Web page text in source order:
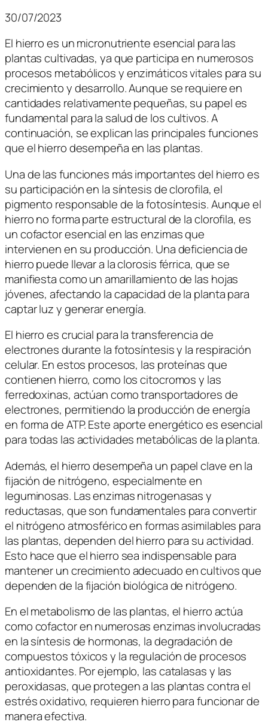
30/07/2023
El hierro es un micronutriente esencial para las
plantas cultivadas, ya que participa en numerosos
procesos metabólicos y enzimáticos vitales para su
crecimiento y desarrollo. Aunque se requiere en
cantidades relativamente pequeñas, su papel es
fundamental para la salud de los cultivos. A
continuación, se explican las principales funciones
que el hierro desempeña en las plantas.
Una de las funciones más importantes del hierro es
su participación en la síntesis de clorofila, el
pigmento responsable de la fotosíntesis. Aunque el
hierro no forma parte estructural de la clorofila, es
un cofactor esencial en las enzimas que
intervienen en su producción. Una deficiencia de
hierro puede llevar a la clorosis férrica, que se
manifiesta como un amarillamiento de las hojas
jóvenes, afectando la capacidad de la planta para
captar luz y generar energía.
El hierro es crucial para la transferencia de
electrones durante la fotosíntesis y la respiración
celular. En estos procesos, las proteínas que
contienen hierro, como los citocromos y las
ferredoxinas, actúan como transportadores de
electrones, permitiendo la producción de energía
en forma de ATP. Este aporte energético es esencial
para todas las actividades metabólicas de la planta.
Además, el hierro desempeña un papel clave en la
fijación de nitrógeno, especialmente en
leguminosas. Las enzimas nitrogenasas y
reductasas, que son fundamentales para convertir
el nitrógeno atmosférico en formas asimilables para
las plantas, dependen del hierro para su actividad.
Esto hace que el hierro sea indispensable para
mantener un crecimiento adecuado en cultivos que
dependen de la fijación biológica de nitrógeno.
En el metabolismo de las plantas, el hierro actúa
como cofactor en numerosas enzimas involucradas
en la síntesis de hormonas, la degradación de
compuestos tóxicos y la regulación de procesos
antioxidantes. Por ejemplo, las catalasas y las
peroxidasas, que protegen a las plantas contra el
estrés oxidativo, requieren hierro para funcionar de
manera efectiva.